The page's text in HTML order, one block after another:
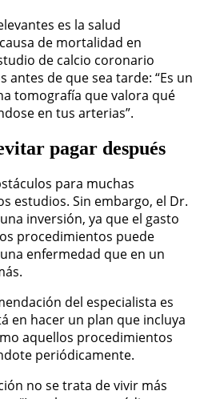
es la salud
de mortalidad en
de calcio coronario
de que sea tarde: “Es un
tomografía que valora qué
en tus arterias”.
pagar después
para muchas
estudios. Sin embargo, el Dr.
inversión, ya que el gasto
procedimientos puede
enfermedad que en un
del especialista es
en hacer un plan que incluya
aquellos procedimientos
periódicamente.
no se trata de vivir más